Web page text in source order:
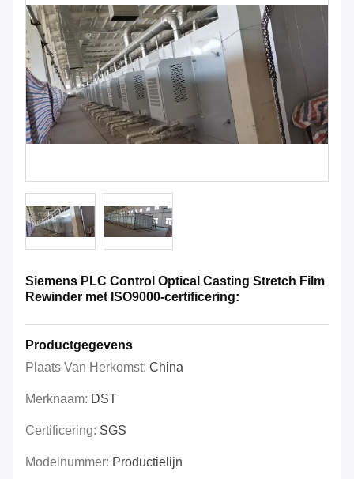
Siemens PLC Control Optical Casting Stretch Film
Rewinder met ISO9000-certificering:
Productgegevens
Plaats Van Herkomst: China
Merknaam: DST
Certificering: SGS
Modelnummer: Productielijn